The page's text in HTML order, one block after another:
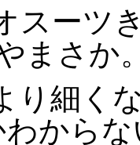
スーツ
まさか
り細く
から